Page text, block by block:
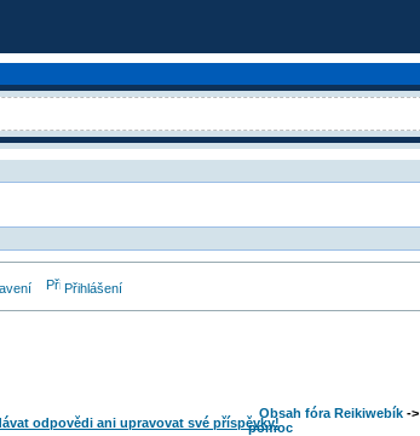
Přihlášení
Obsah fóra Reikiwebík ->
pomoc